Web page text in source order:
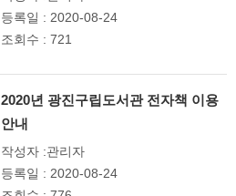
등록일 : 2020-08-24
조회수 : 721
2020년 광진구립도서관 전자책 이용
안내
작성자 :관리자
등록일 : 2020-08-24